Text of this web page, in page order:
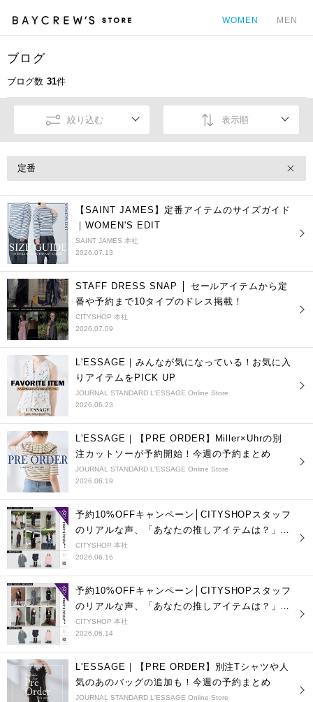
WOMEN MEN
ブログ
ブログ数 31件
絞り込む 表示順
定番
【SAINT JAMES】定番アイテムのサイズガイド
｜WOMEN'S EDIT
SAINT JAMES 本社
2026.07.13
STAFF DRESS SNAP │ セールアイテムから定
番や予約まで10タイプのドレス掲載！
CITYSHOP 本社
2026.07.09
L'ESSAGE｜みんなが気になっている！お気に入
りアイテムをPICK UP
JOURNAL STANDARD L'ESSAGE Online Store
2026.06.23
L'ESSAGE｜【PRE ORDER】Miller×Uhrの別
注カットソーが予約開始！今週の予約まとめ
JOURNAL STANDARD L'ESSAGE Online Store
2026.06.19
予約10%OFFキャンペーン│CITYSHOPスタッフ
のリアルな声、「あなたの推しアイテムは？」
vol.2
CITYSHOP 本社
2026.06.16
予約10%OFFキャンペーン│CITYSHOPスタッフ
のリアルな声、「あなたの推しアイテムは？」
vol.1
CITYSHOP 本社
2026.06.14
L'ESSAGE｜【PRE ORDER】別注Tシャツや人
気のあのバッグの追加も！今週の予約まとめ
JOURNAL STANDARD L'ESSAGE Online Store